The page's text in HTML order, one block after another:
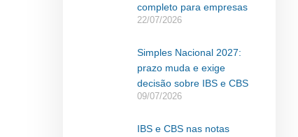
completo para empresas
22/07/2026
Simples Nacional 2027:
prazo muda e exige
decisão sobre IBS e CBS
09/07/2026
IBS e CBS nas notas